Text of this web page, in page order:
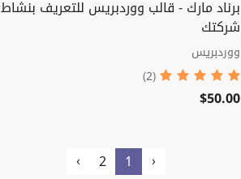
برناد مارك - قالب ووردبريس للتعريف بنشاط
شركتك
ووردبريس
(2)
$50.00
‹
1
2
›